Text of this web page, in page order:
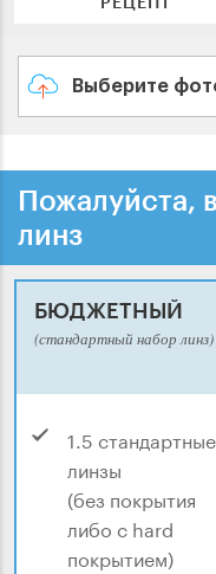
Выберите
Пожалуйста,
линз
БЮДЖЕТНЫЙ
(стандартный набор линз)
1.5 стандартные
линзы
(без покрытия
либо с hard
покрытием)